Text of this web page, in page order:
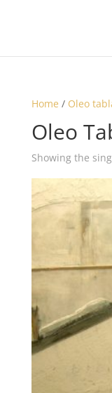
Home / Oleo
Oleo
Showing the